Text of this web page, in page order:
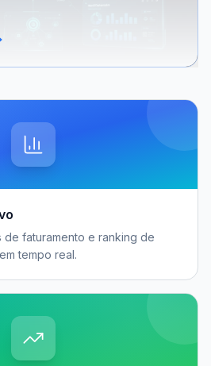
de faturamento e ranking de
tempo real.